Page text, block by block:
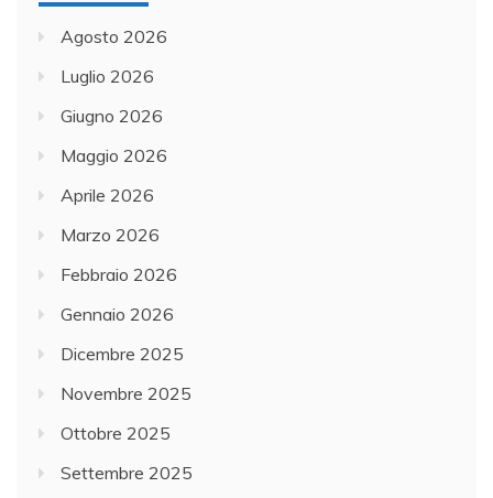
Agosto 2026
Luglio 2026
Giugno 2026
Maggio 2026
Aprile 2026
Marzo 2026
Febbraio 2026
Gennaio 2026
Dicembre 2025
Novembre 2025
Ottobre 2025
Settembre 2025